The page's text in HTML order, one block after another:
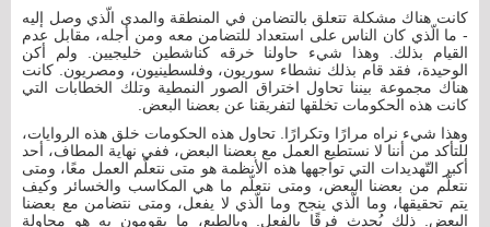
كانت هناك مشكلة تتعلق بالتضامن في المنطقة والمدى الّذي وصل إليه
- ما الّذي كان الناس على استعداد للتضامن معه ومن أجله، مقابل عدم
القيام بذلك. وهذا شيء حاولنا خرقه كناشطين خليجيين. ولم أكن
الوحيدة، فقد قام بذلك نشطاء سوريون، وفلسطينيون، ومصريون. كانت
هناك مجموعة بيننا تحاول اختراق الصور النمطية وتلك الخطابات التي
كانت هذه الحكومات تخلقها لتفريقنا عن بعضنا البعض.
وهذا شيء نراه مرارًا وتكرارًا. تحاول هذه الحكومات خلق هذه الروايات،
للتأكد من أننا لا نستطيع العمل مع بعضنا البعض، ففي نهاية المطاف، أحد
أكبر التّهديدات التي تواجهها هذه الأنظمة هو متى نتعلّم العمل معًا، ومتى
نتعلّم من بعضنا البعض، ومتى نتعلّم ما هي المكاسب والخسائر وكيف
يتم تحقيقها، وما الّذي ينجح وما الّذي لا يفعل، ومتى نتضامن مع بعضنا
البعض. ذلك يُحدِث فرقًا بالفعل. وبالطبع، ما يقومون به هو محاولة